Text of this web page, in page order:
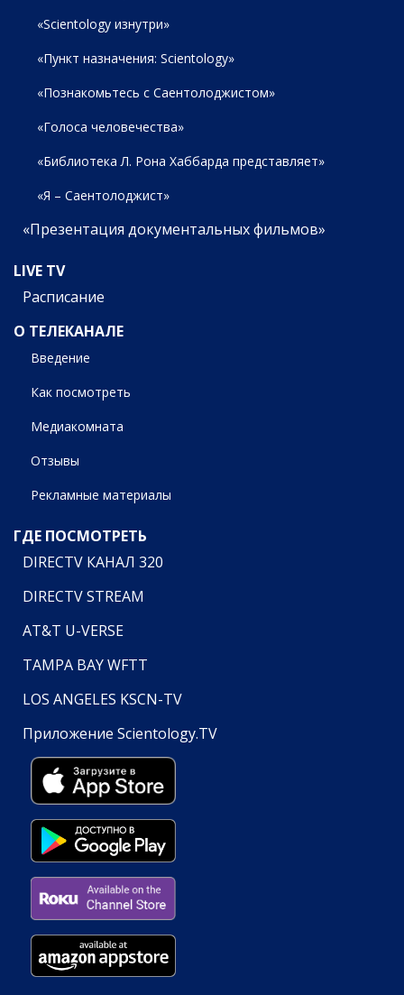
«Scientology изнутри»
«Пункт назначения: Scientology»
«Познакомьтесь с Саентолоджистом»
«Голоса человечества»
«Библиотека Л. Рона Хаббарда представляет»
«Я – Саентолоджист»
«Презентация документальных фильмов»
LIVE TV
Расписание
О ТЕЛЕКАНАЛЕ
Введение
Как посмотреть
Медиакомната
Отзывы
Рекламные материалы
ГДЕ ПОСМОТРЕТЬ
DIRECTV КАНАЛ 320
DIRECTV STREAM
AT&T U-VERSE
TAMPA BAY WFTT
LOS ANGELES KSCN-TV
Приложение Scientology.TV